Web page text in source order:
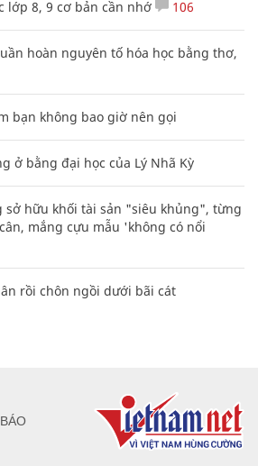
lớp 8, 9 cơ bản cần nhớ 106
hoàn nguyên tố hóa học bằng thơ,
bạn không bao giờ nên gọi
ở bằng đại học của Lý Nhã Kỳ
sở hữu khối tài sản "siêu khủng", từng
mắng cựu mẫu 'không có nổi
rồi chôn ngồi dưới bãi cát